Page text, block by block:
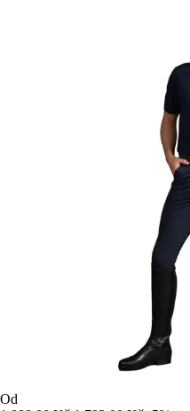
Od